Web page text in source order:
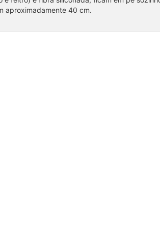
aproximadamente 40 cm.